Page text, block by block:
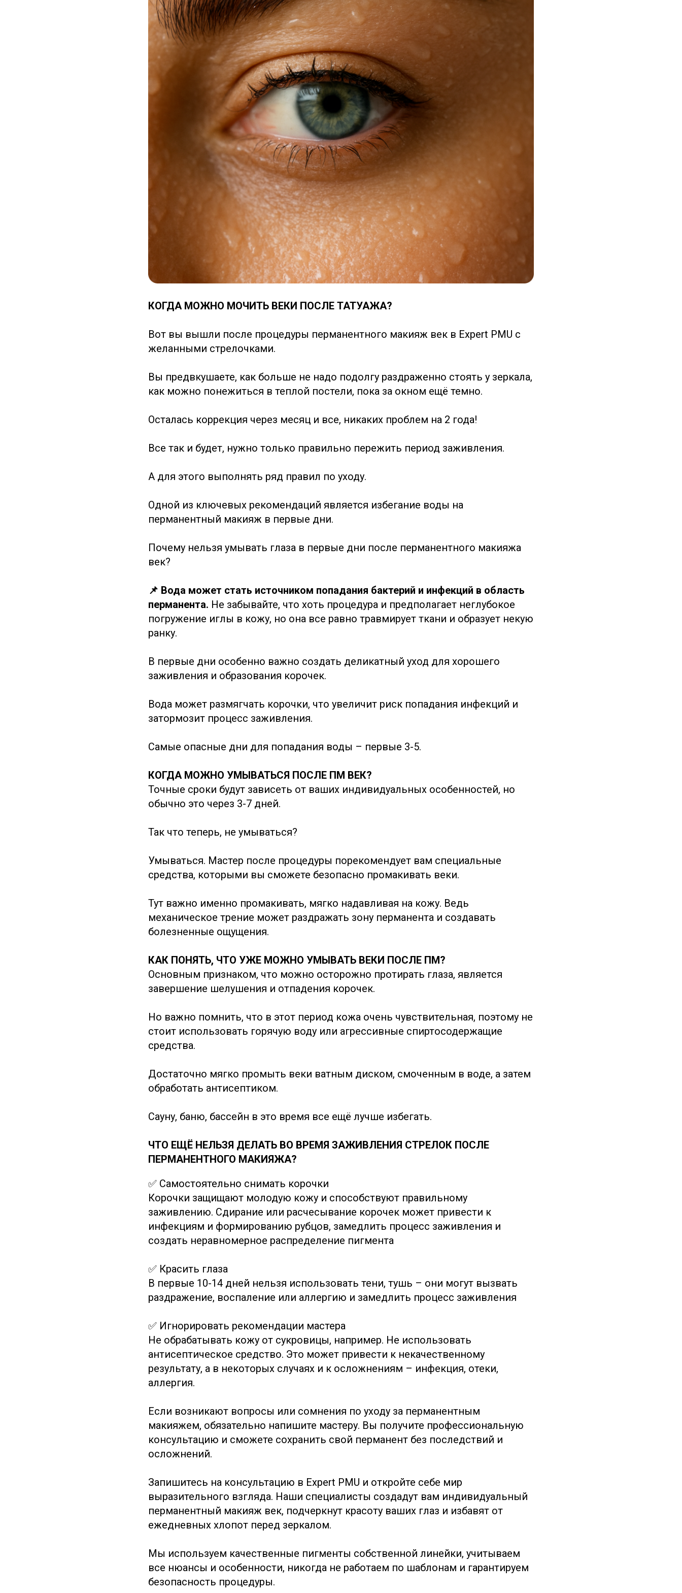
КОГДА МОЖНО МОЧИТЬ ВЕКИ ПОСЛЕ ТАТУАЖА?
Вот вы вышли после процедуры перманентного макияж век в Expert PMU с
желанными стрелочками.
Вы предвкушаете, как больше не надо подолгу раздраженно стоять у зеркала,
как можно понежиться в теплой постели, пока за окном ещё темно.
Осталась коррекция через месяц и все, никаких проблем на 2 года!
Все так и будет, нужно только правильно пережить период заживления.
А для этого выполнять ряд правил по уходу.
Одной из ключевых рекомендаций является избегание воды на
перманентный макияж в первые дни.
Почему нельзя умывать глаза в первые дни после перманентного макияжа
век?
📌 Вода может стать источником попадания бактерий и инфекций в область
перманента. Не забывайте, что хоть процедура и предполагает неглубокое
погружение иглы в кожу, но она все равно травмирует ткани и образует некую
ранку.
В первые дни особенно важно создать деликатный уход для хорошего
заживления и образования корочек.
Вода может размягчать корочки, что увеличит риск попадания инфекций и
затормозит процесс заживления.
Самые опасные дни для попадания воды – первые 3-5.
КОГДА МОЖНО УМЫВАТЬСЯ ПОСЛЕ ПМ ВЕК?
Точные сроки будут зависеть от ваших индивидуальных особенностей, но
обычно это через 3-7 дней.
Так что теперь, не умываться?
Умываться. Мастер после процедуры порекомендует вам специальные
средства, которыми вы сможете безопасно промакивать веки.
Тут важно именно промакивать, мягко надавливая на кожу. Ведь
механическое трение может раздражать зону перманента и создавать
болезненные ощущения.
КАК ПОНЯТЬ, ЧТО УЖЕ МОЖНО УМЫВАТЬ ВЕКИ ПОСЛЕ ПМ?
Основным признаком, что можно осторожно протирать глаза, является
завершение шелушения и отпадения корочек.
Но важно помнить, что в этот период кожа очень чувствительная, поэтому не
стоит использовать горячую воду или агрессивные спиртосодержащие
средства.
Достаточно мягко промыть веки ватным диском, смоченным в воде, а затем
обработать антисептиком.
Сауну, баню, бассейн в это время все ещё лучше избегать.
ЧТО ЕЩЁ НЕЛЬЗЯ ДЕЛАТЬ ВО ВРЕМЯ ЗАЖИВЛЕНИЯ СТРЕЛОК ПОСЛЕ
ПЕРМАНЕНТНОГО МАКИЯЖА?
✅ Самостоятельно снимать корочки
Корочки защищают молодую кожу и способствуют правильному
заживлению. Сдирание или расчесывание корочек может привести к
инфекциям и формированию рубцов, замедлить процесс заживления и
создать неравномерное распределение пигмента
✅ Красить глаза
В первые 10-14 дней нельзя использовать тени, тушь – они могут вызвать
раздражение, воспаление или аллергию и замедлить процесс заживления
✅ Игнорировать рекомендации мастера
Не обрабатывать кожу от сукровицы, например. Не использовать
антисептическое средство. Это может привести к некачественному
результату, а в некоторых случаях и к осложнениям – инфекция, отеки,
аллергия.
Если возникают вопросы или сомнения по уходу за перманентным
макияжем, обязательно напишите мастеру. Вы получите профессиональную
консультацию и сможете сохранить свой перманент без последствий и
осложнений.
Запишитесь на консультацию в Expert PMU и откройте себе мир
выразительного взгляда. Наши специалисты создадут вам индивидуальный
перманентный макияж век, подчеркнут красоту ваших глаз и избавят от
ежедневных хлопот перед зеркалом.
Мы используем качественные пигменты собственной линейки, учитываем
все нюансы и особенности, никогда не работаем по шаблонам и гарантируем
безопасность процедуры.